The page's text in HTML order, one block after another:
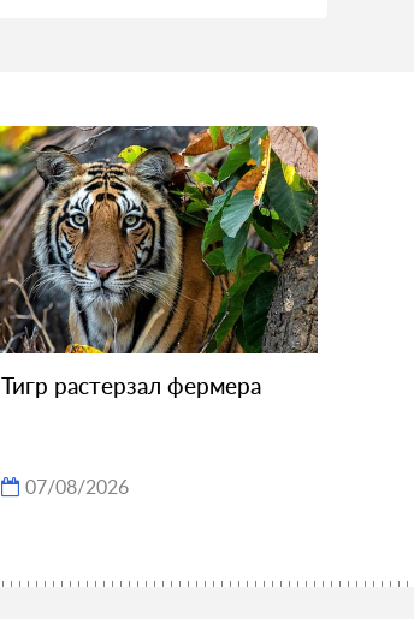
Тигр растерзал фермера
07/08/2026